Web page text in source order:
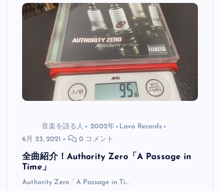
音楽を語る人 2002年
Lava Records
6月 23, 2021
0 コメント
全曲紹介！Authority Zero「A Passage in
Time」
Authority Zero「A Passage in Ti…